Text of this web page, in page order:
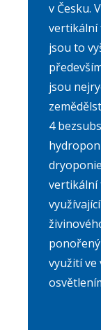
v Česku.
vertikální
jsou to
jsou
4
vertikální
využití ve